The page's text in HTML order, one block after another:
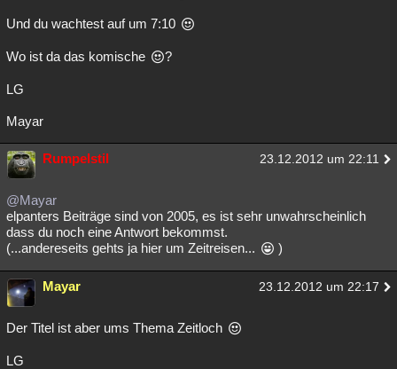
Lesenswert Schlüsselwörter
Und du wachtest auf um 7:10
Wo ist da das komische ?
LG
Mayar
Rumpelstil 23.12.2012 um 22:11
@Mayar
elpanters Beiträge sind von 2005, es ist sehr unwahrscheinlich
dass du noch eine Antwort bekommst.
(...andereseits gehts ja hier um Zeitreisen...
)
Mayar 23.12.2012 um 22:17
Der Titel ist aber ums Thema Zeitloch
LG